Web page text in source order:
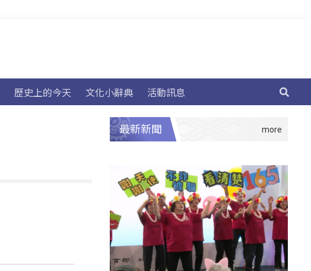
歷史上的今天 文化小辭典 活動訊息
最新新聞